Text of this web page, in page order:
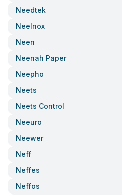
Needtek
Neelnox
Neen
Neenah Paper
Neepho
Neets
Neets Control
Neeuro
Neewer
Neff
Neffes
Neffos